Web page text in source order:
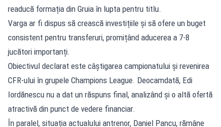
readucă formația din Gruia în lupta pentru titlu.
Varga ar fi dispus să crească investițiile și să ofere un buget
consistent pentru transferuri, promițând aducerea a 7-8
jucători importanți.
Obiectivul declarat este câștigarea campionatului și revenirea
CFR-ului în grupele Champions League. Deocamdată, Edi
Iordănescu nu a dat un răspuns final, analizând și o altă ofertă
atractivă din punct de vedere financiar.
În paralel, situația actualului antrenor, Daniel Pancu, rămâne